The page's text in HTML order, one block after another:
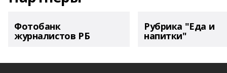
Фотобанк
журналистов РБ
Рубрика "Еда и
напитки"